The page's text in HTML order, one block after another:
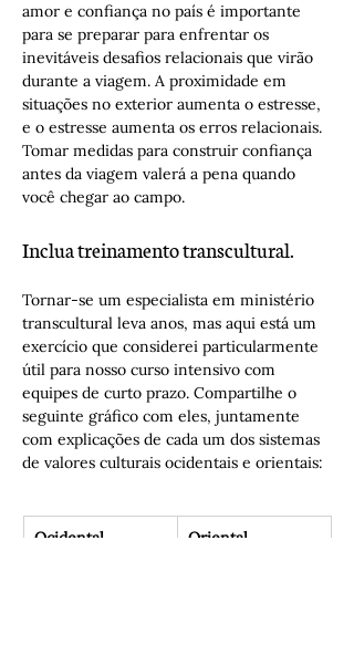
amor e confiança no país é importante
para se preparar para enfrentar os
inevitáveis desafios relacionais que virão
durante a viagem. A proximidade em
situações no exterior aumenta o estresse,
e o estresse aumenta os erros relacionais.
Tomar medidas para construir confiança
antes da viagem valerá a pena quando
você chegar ao campo.
Inclua treinamento transcultural.
Tornar-se um especialista em ministério
transcultural leva anos, mas aqui está um
exercício que considerei particularmente
útil para nosso curso intensivo com
equipes de curto prazo. Compartilhe o
seguinte gráfico com eles, juntamente
com explicações de cada um dos sistemas
de valores culturais ocidentais e orientais:
Ocidental Oriental